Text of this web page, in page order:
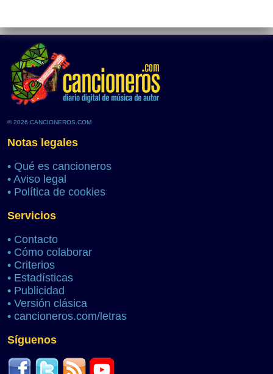
© 2026 CANCIONEROS.COM
Notas legales
• Qué es cancioneros
• Aviso legal
• Política de cookies
Servicios
• Contacto
• Cómo colaborar
• Criterios
• Estadísticas
• Publicidad
• Versión clásica
• cancioneros.com/letras
Síguenos